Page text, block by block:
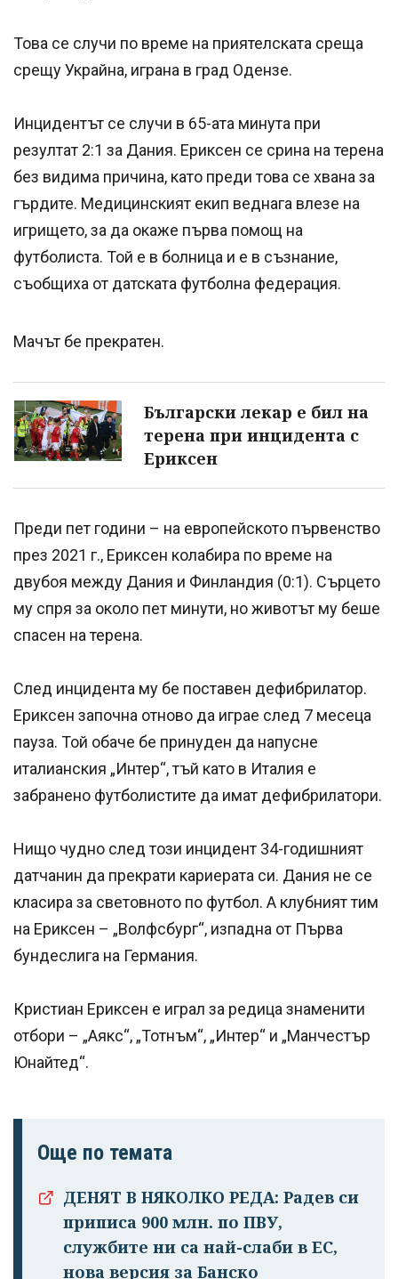
Това се случи по време на приятелската среща
срещу Украйна, играна в град Одензе.
Инцидентът се случи в 65-ата минута при
резултат 2:1 за Дания. Ериксен се срина на терена
без видима причина, като преди това се хвана за
гърдите. Медицинският екип веднага влезе на
игрището, за да окаже първа помощ на
футболиста. Той е в болница и е в съзнание,
съобщиха от датската футболна федерация.
Мачът бе прекратен.
Български лекар е бил на
терена при инцидента с
Ериксен
Преди пет години – на европейското първенство
през 2021 г., Ериксен колабира по време на
двубоя между Дания и Финландия (0:1). Сърцето
му спря за около пет минути, но животът му беше
спасен на терена.
След инцидента му бе поставен дефибрилатор.
Ериксен започна отново да играе след 7 месеца
пауза. Той обаче бе принуден да напусне
италианския „Интер“, тъй като в Италия е
забранено футболистите да имат дефибрилатори.
Нищо чудно след този инцидент 34-годишният
датчанин да прекрати кариерата си. Дания не се
класира за световното по футбол. А клубният тим
на Ериксен – „Волфсбург“, изпадна от Първа
бундеслига на Германия.
Кристиан Ериксен е играл за редица знаменити
отбори – „Аякс“, „Тотнъм“, „Интер“ и „Манчестър
Юнайтед“.
Още по темата
ДЕНЯТ В НЯКОЛКО РЕДА: Радев си
приписа 900 млн. по ПВУ,
службите ни са най-слаби в ЕС,
нова версия за Банско